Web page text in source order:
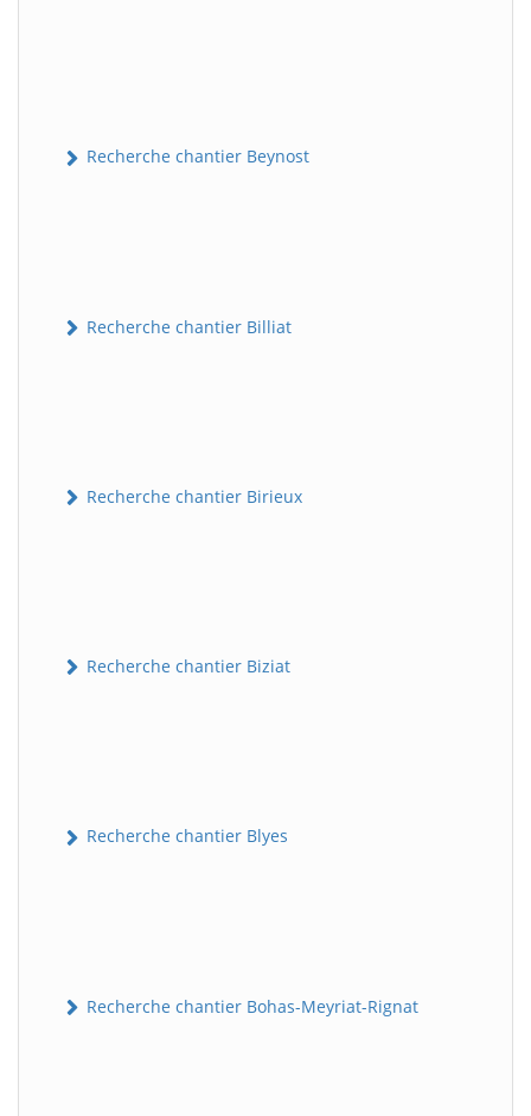
Recherche chantier Beynost
Recherche chantier Billiat
Recherche chantier Birieux
Recherche chantier Biziat
Recherche chantier Blyes
Recherche chantier Bohas-Meyriat-Rignat